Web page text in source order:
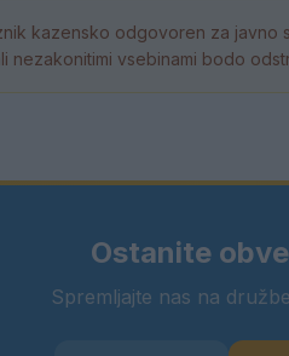
kazensko odgovoren za javno
nezakonitimi vsebinami bodo
Ostanite
Spremljajte nas na